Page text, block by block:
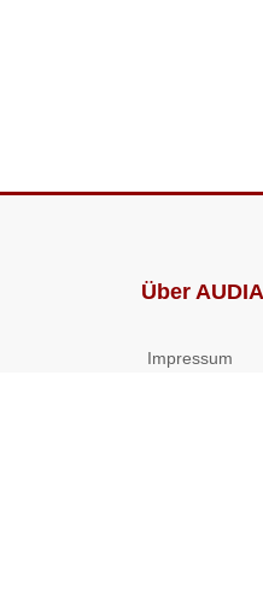
Über
Impressum